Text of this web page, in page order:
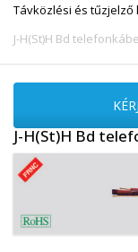
Távközlési és tűzjelző
J-H(St)H Bd
J-H(St)H Bd